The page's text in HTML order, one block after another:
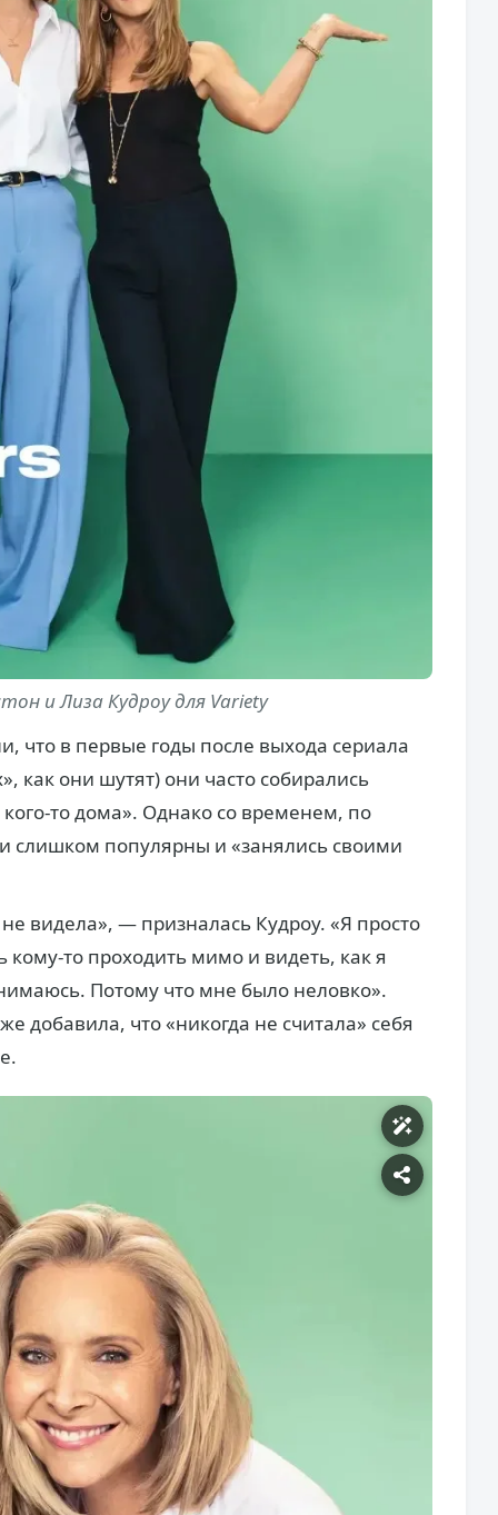
и Лиза Кудроу для Variety
что в первые годы после выхода сериала
как они шутят) они часто собирались
то дома». Однако со временем, по
слишком популярны и «занялись своими
видела», — призналась Кудроу. «Я просто
кому-то проходить мимо и видеть, как я
Потому что мне было неловко».
добавила, что «никогда не считала» себя